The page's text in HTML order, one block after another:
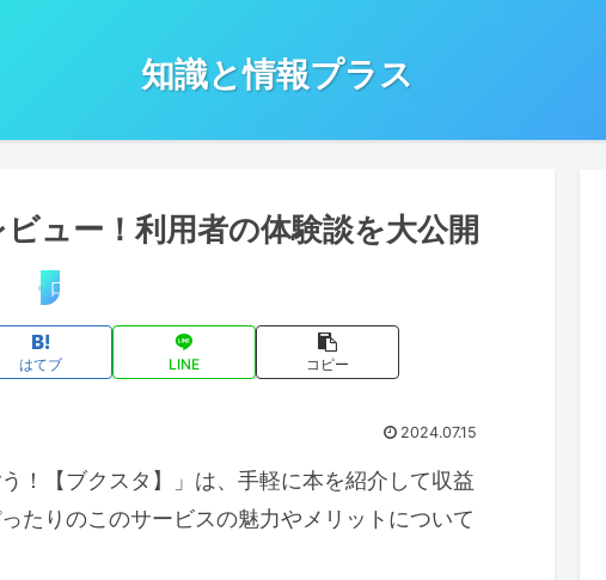
知識と情報プラス
ュー！利用者の体験談を大公開
口コミ・評判
はてブ LINE コピー
2024.07.15
！【ブクスタ】」は、手軽に本を紹介して収益
たりのこのサービスの魅力やメリットについて